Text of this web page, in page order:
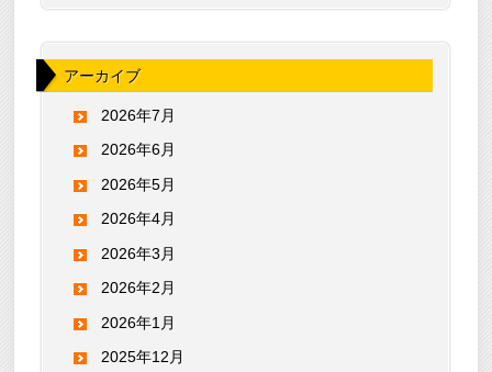
アーカイブ
2026年7月
2026年6月
2026年5月
2026年4月
2026年3月
2026年2月
2026年1月
2025年12月